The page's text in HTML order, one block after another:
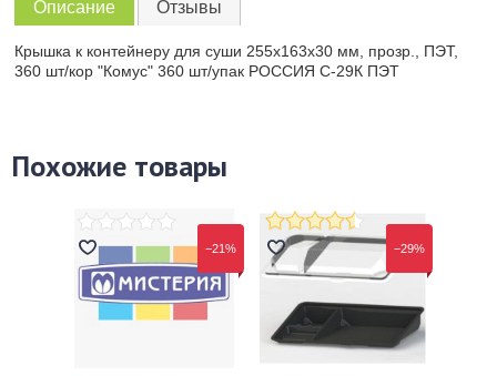
Описание Отзывы
Крышка к контейнеру для суши 255х163х30 мм, прозр., ПЭТ,
360 шт/кор "Комус" 360 шт/упак РОССИЯ С-29К ПЭТ
Похожие товары
−21% −29%